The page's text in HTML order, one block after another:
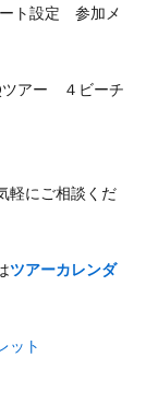
ト設定 参加メ
ツアー ４ビーチ
軽にご相談くだ
ツアーカレンダ
ット